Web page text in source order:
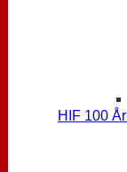
HIF 100 År